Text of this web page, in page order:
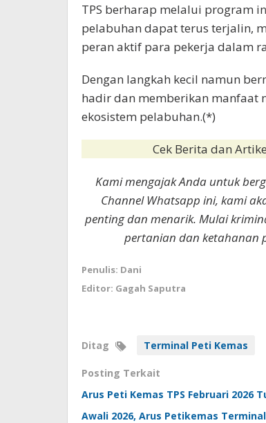
TPS berharap melalui program
pelabuhan dapat terus terjalin,
peran aktif para pekerja dalam
Dengan langkah kecil namun
hadir dan memberikan manfaat
ekosistem pelabuhan.(*)
Cek Berita dan
Kami mengajak Anda untuk
Channel Whatsapp ini, kami
penting dan menarik. Mulai
pertanian dan ketahanan
Penulis: Dani
Editor: Gagah Saputra
Ditag Terminal Peti Kemas
Posting Terkait
Arus Peti Kemas TPS Februari 2026
Awali 2026, Arus Petikemas